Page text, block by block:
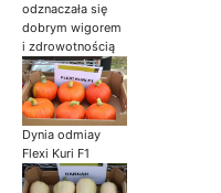
odznaczała się
dobrym wigorem
i zdrowotnością
Dynia odmiay
Flexi Kuri F1